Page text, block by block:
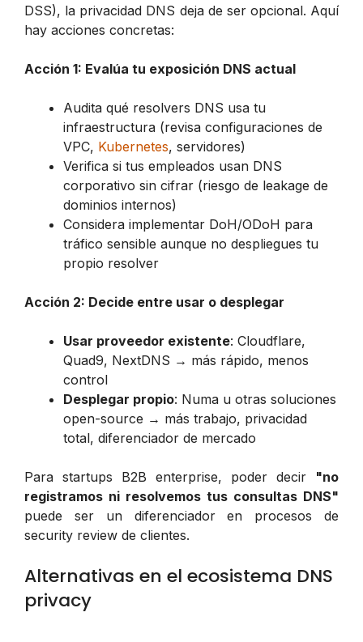
DSS), la privacidad DNS deja de ser opcional. Aquí
hay acciones concretas:
Acción 1: Evalúa tu exposición DNS actual
Audita qué resolvers DNS usa tu
infraestructura (revisa configuraciones de
VPC, Kubernetes, servidores)
Verifica si tus empleados usan DNS
corporativo sin cifrar (riesgo de leakage de
dominios internos)
Considera implementar DoH/ODoH para
tráfico sensible aunque no despliegues tu
propio resolver
Acción 2: Decide entre usar o desplegar
Usar proveedor existente: Cloudflare,
Quad9, NextDNS → más rápido, menos
control
Desplegar propio: Numa u otras soluciones
open-source → más trabajo, privacidad
total, diferenciador de mercado
Para startups B2B enterprise, poder decir "no
registramos ni resolvemos tus consultas DNS"
puede ser un diferenciador en procesos de
security review de clientes.
Alternativas en el ecosistema DNS
privacy